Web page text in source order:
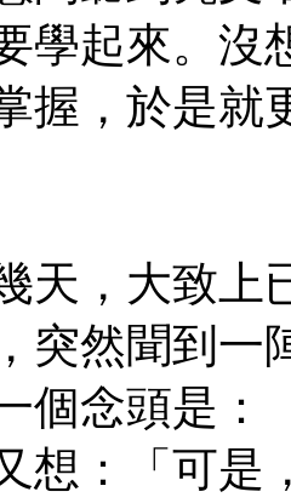
學起來。沒
握，於是就
天，大致上
突然聞到一
個念頭是：
想：「可是